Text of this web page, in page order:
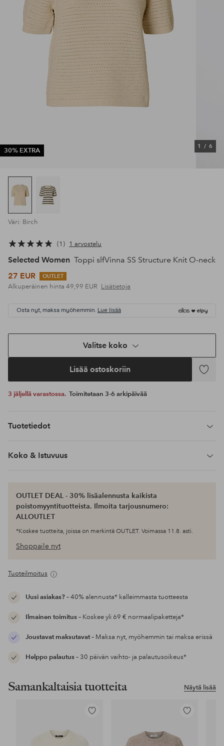
30% EXTRA
1 / 6
Väri: Birch
1 1 arvostelu
Selected Women Toppi slfVinna SS Structure Knit O-neck
27 EUR
OUTLET
Alkuperäinen hinta 49,99 EUR Lisätietoja
Osta nyt, maksa myöhemmin. Lue lisää
Valitse koko
Lisää ostoskoriin
Lisää
3 jäljellä varastossa. Toimitetaan 3-6 arkipäivää
Tuotetiedot
Koko & Istuvuus
OUTLET DEAL - 30% lisäalennusta kaikista
poistomyyntituotteista. Ilmoita tarjousnumero:
ALLOUTLET
*Koskee tuotteita, joissa on merkintä OUTLET. Voimassa 11.8. asti.
Shoppaile nyt
Tuoteilmoitus
Uusi asiakas?– 40% alennusta* kalleimmasta tuotteesta
Ilmainen toimitus– Koskee yli 69 € normaalipaketteja*
Joustavat maksutavat– Maksa nyt, myöhemmin tai maksa erissä
Helppo palautus– 30 päivän vaihto- ja palautusoikeus*
Näytä lisää
Samankaltaisia tuotteita
Lisää
Lisää